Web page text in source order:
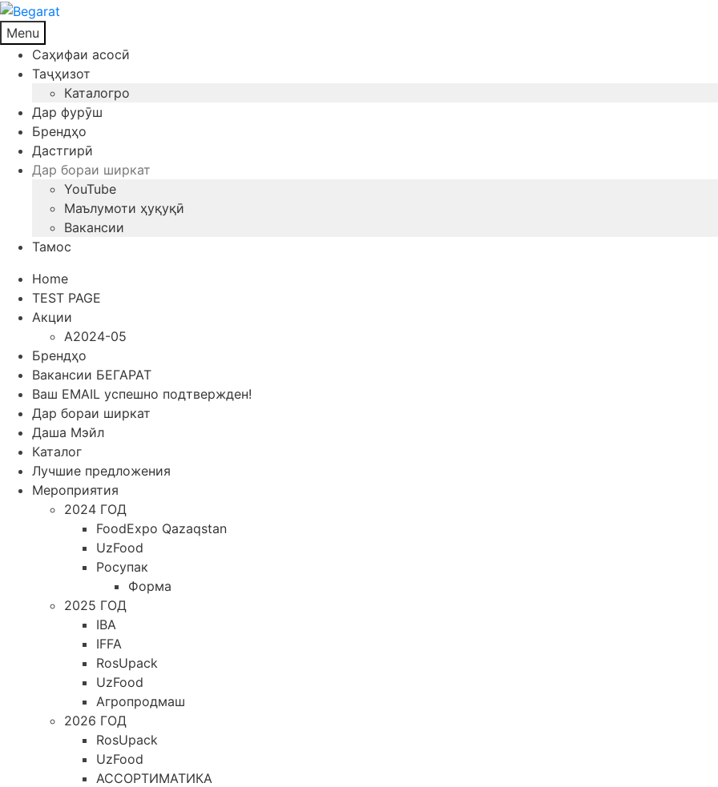
Menu
Саҳифаи асосӣ
Таҷҳизот
Каталогро
Дар фурӯш
Брендҳо
Дастгирӣ
Дар бораи ширкат
YouTube
Маълумоти ҳуқуқӣ
Вакансии
Тамос
Home
TEST PAGE
Акции
A2024-05
Брендҳо
Вакансии БЕГАРАТ
Ваш EMAIL успешно подтвержден!
Дар бораи ширкат
Даша Мэйл
Каталог
Лучшие предложения
Мероприятия
2024 ГОД
FoodExpo Qazaqstan
UzFood
Росупак
Форма
2025 ГОД
IBA
IFFA
RosUpack
UzFood
Агропродмаш
2026 ГОД
RosUpack
UzFood
АССОРТИМАТИКА